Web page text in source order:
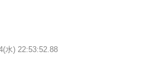
水) 22:53:52.88